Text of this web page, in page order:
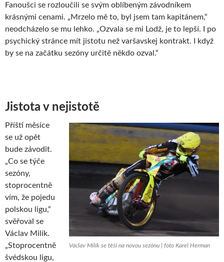
Fanoušci se rozloučili se svým oblíbeným závodníkem
krásnými cenami. „Mrzelo mě to, byl jsem tam kapitánem,“
neodcházelo se mu lehko. „Ozvala se mi Lodž, je to lepší. I po
psychický stránce mít jistotu než varšavskej kontrakt. I když
by se na začátku sezóny určitě někdo ozval.“
Jistota v nejistotě
Václav Milík se těší na novou sezónu | foto Karel Herman
Příští měsíce
se už opět
bude závodit.
„Co se týče
sezóny,
stoprocentně
vím, že pojedu
polskou ligu,“
svěřoval se
Václav Milík.
„Stoprocentně
švédskou ligu,